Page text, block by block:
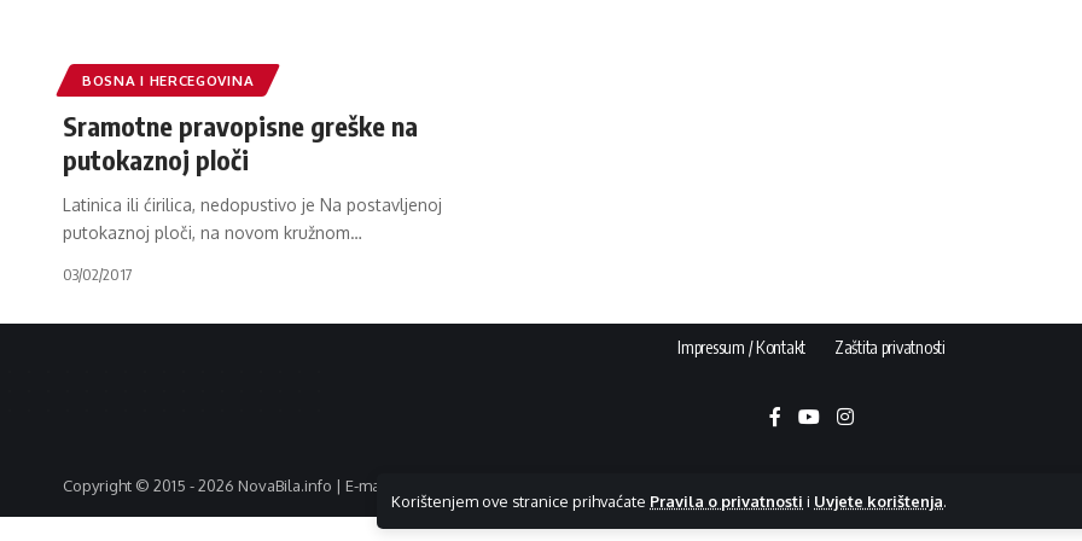
Korištenjem ove stranice prihvaćate Pravila o privatnosti i Uvjete korištenja.
BOSNA I HERCEGOVINA
Sramotne pravopisne greške na
putokaznoj ploči
Latinica ili ćirilica, nedopustivo je Na postavljenoj
putokaznoj ploči, na novom kružnom…
03/02/2017
Impressum / Kontakt Zaštita privatnosti
Copyright © 2015 - 2026 NovaBila.info | E-mail: